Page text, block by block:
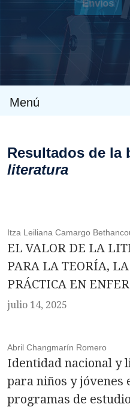
Menú
Resultados de la
literatura
Itza Leiliana Camargo
EL VALOR DE LA
PARA LA TEORÍA,
PRÁCTICA EN
julio 14, 2025
Abril Changmarín Romero
Identidad nacional y
para niños y jóvenes
programas de